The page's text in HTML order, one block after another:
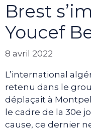
Brest
Youcef
8 avril 2022
L’international
retenu dans le
déplaçait à
le cadre de la 30e
cause, ce dernier